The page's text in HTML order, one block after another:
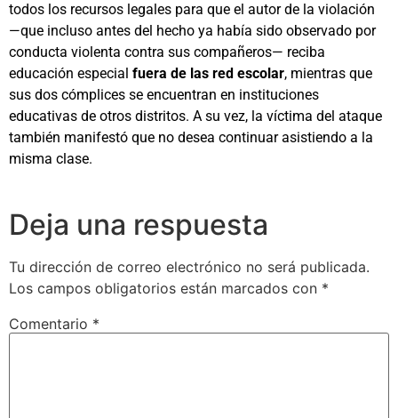
todos los recursos legales para que el autor de la violación
—que incluso antes del hecho ya había sido observado por
conducta violenta contra sus compañeros— reciba
educación especial fuera de las red escolar, mientras que
sus dos cómplices se encuentran en instituciones
educativas de otros distritos. A su vez, la víctima del ataque
también manifestó que no desea continuar asistiendo a la
misma clase.
Deja una respuesta
Tu dirección de correo electrónico no será publicada.
Los campos obligatorios están marcados con *
Comentario *